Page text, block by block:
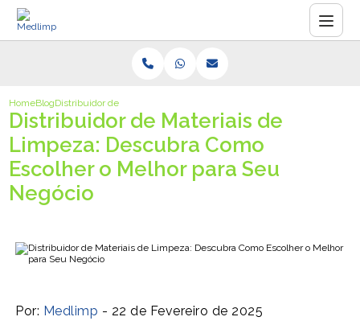
HomeBlogDistribuidor de Materiais de Limpeza: Descubra Como Escolher o
Distribuidor de Materiais de
Limpeza: Descubra Como
Escolher o Melhor para Seu
Negócio
Por: Medlimp - 22 de Fevereiro de 2025